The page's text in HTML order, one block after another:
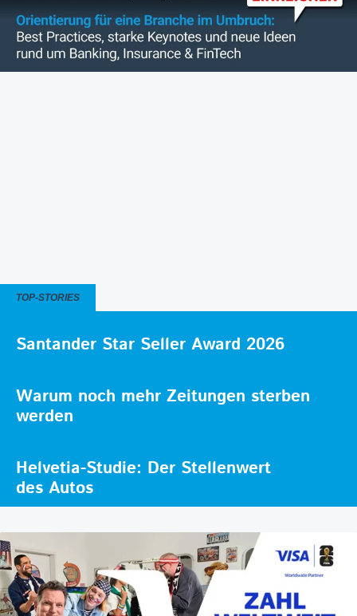
TOP-STORIES
Santander Star Seller Award 2026
Warum noch mehr Zeitungen sterben
werden
Helvetia-Studie: Der Stellenwert
des Autos